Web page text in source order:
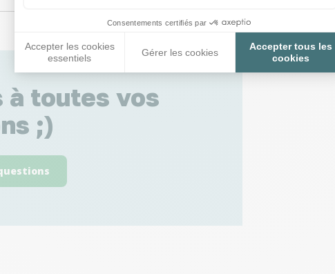
Consentements certifiés par
Accepter les cookies
essentiels
Gérer les cookies
Accepter tous les
cookies
à toutes vos
;)